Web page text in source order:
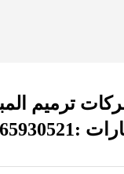
ترميم
:0565930521